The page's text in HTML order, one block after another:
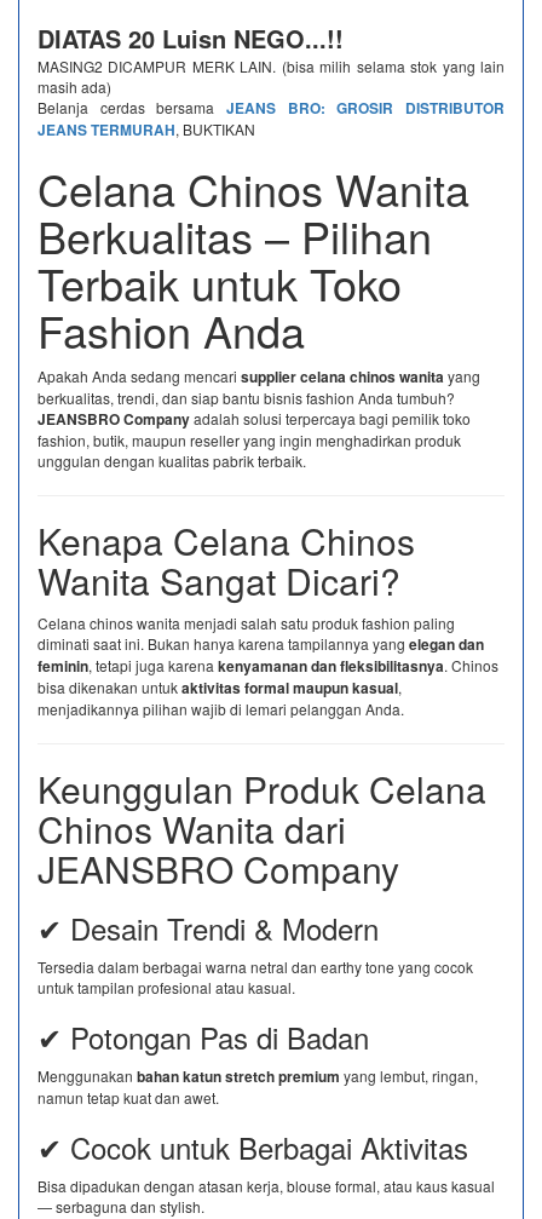
DIATAS 20 Luisn NEGO...!!
MASING2 DICAMPUR MERK LAIN. (bisa milih selama stok yang lain
masih ada)
Belanja cerdas bersama JEANS BRO: GROSIR DISTRIBUTOR
JEANS TERMURAH, BUKTIKAN
Celana Chinos Wanita
Berkualitas – Pilihan
Terbaik untuk Toko
Fashion Anda
Apakah Anda sedang mencari supplier celana chinos wanitayang
berkualitas, trendi, dan siap bantu bisnis fashion Anda tumbuh?
JEANSBRO Companyadalah solusi terpercaya bagi pemilik toko
fashion, butik, maupun reseller yang ingin menghadirkan produk
unggulan dengan kualitas pabrik terbaik.
Kenapa Celana Chinos
Wanita Sangat Dicari?
Celana chinos wanita menjadi salah satu produk fashion paling
diminati saat ini. Bukan hanya karena tampilannya yang elegan dan
feminin, tetapi juga karena kenyamanan dan fleksibilitasnya. Chinos
bisa dikenakan untukaktivitas formal maupun kasual,
menjadikannya pilihan wajib di lemari pelanggan Anda.
Keunggulan Produk Celana
Chinos Wanita dari
JEANSBRO Company
✔ Desain Trendi & Modern
Tersedia dalam berbagai warna netral dan earthy tone yang cocok
untuk tampilan profesional atau kasual.
✔ Potongan Pas di Badan
Menggunakan bahan katun stretch premium yang lembut, ringan,
namun tetap kuat dan awet.
✔ Cocok untuk Berbagai Aktivitas
Bisa dipadukan dengan atasan kerja, blouse formal, atau kaus kasual
— serbaguna dan stylish.